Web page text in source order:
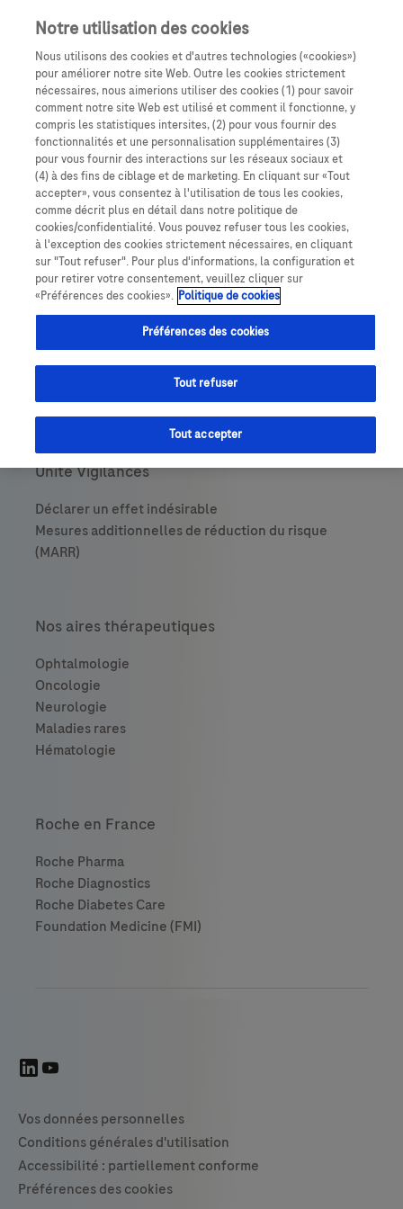
Contact & Assistance
Unité Vigilances
Nos aires thérapeutiques
Roche en France
Notre utilisation des cookies
Nous utilisons des cookies et d'autres technologies («cookies»)
pour améliorer notre site Web. Outre les cookies strictement
nécessaires, nous aimerions utiliser des cookies (1) pour savoir
comment notre site Web est utilisé et comment il fonctionne, y
compris les statistiques intersites, (2) pour vous fournir des
fonctionnalités et une personnalisation supplémentaires (3)
pour vous fournir des interactions sur les réseaux sociaux et
(4) à des fins de ciblage et de marketing. En cliquant sur «Tout
accepter», vous consentez à l'utilisation de tous les cookies,
comme décrit plus en détail dans notre politique de
cookies/confidentialité. Vous pouvez refuser tous les cookies,
à l'exception des cookies strictement nécessaires, en cliquant
sur "Tout refuser". Pour plus d'informations, la configuration et
pour retirer votre consentement, veuillez cliquer sur
«Préférences des cookies». Politique de cookies
Préférences des cookies
Tout refuser
Tout accepter